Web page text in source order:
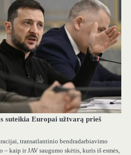
suteikia Europai užtvarą prieš
transatlantinio bendradarbiavimo
kaip ir JAV saugumo skėtis, kuris iš esmės,